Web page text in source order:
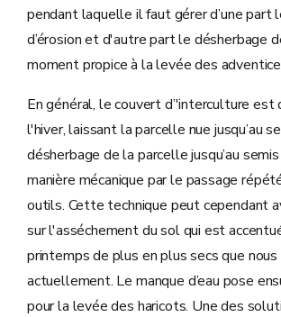
pendant laquelle il faut gérer d’une part
d’érosion et d'autre part le désherbage
moment propice à la levée des
En général, le couvert d’'interculture
l'hiver, laissant la parcelle nue jusqu’au
désherbage de la parcelle jusqu’au
manière mécanique par le passage
outils. Cette technique peut cependant
sur l'asséchement du sol qui est
printemps de plus en plus secs que nous
actuellement. Le manque d’eau pose
pour la levée des haricots. Une des